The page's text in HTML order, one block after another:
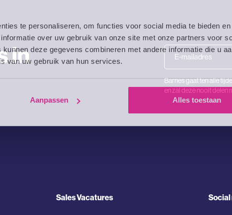
te personaliseren, om functies voor social media te bieden en
over uw gebruik van onze site met onze partners voor
deze gegevens combineren met andere informatie die u
van uw gebruik van hun services.
Aanpassen Alles toestaan
in
Email
Barnes gaat ten alle
en zal deze nooit delen
Sales Vacatures Social